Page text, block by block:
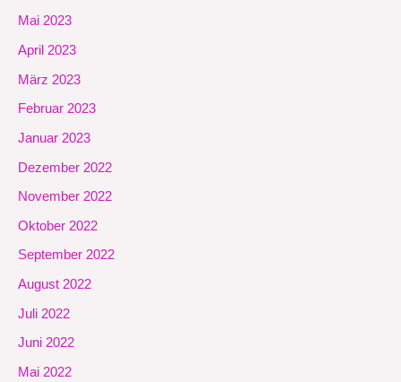
Mai 2023
April 2023
März 2023
Februar 2023
Januar 2023
Dezember 2022
November 2022
Oktober 2022
September 2022
August 2022
Juli 2022
Juni 2022
Mai 2022